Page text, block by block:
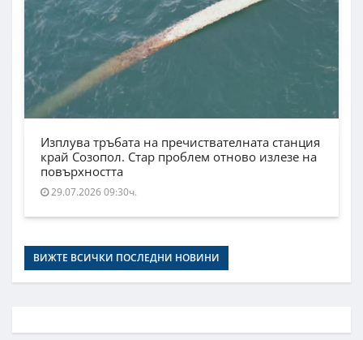
Изплува тръбата на пречиствателната станция
край Созопол. Стар проблем отново излезе на
повърхността
29.07.2026 09:30ч.
ВИЖТЕ ВСИЧКИ ПОСЛЕДНИ НОВИНИ